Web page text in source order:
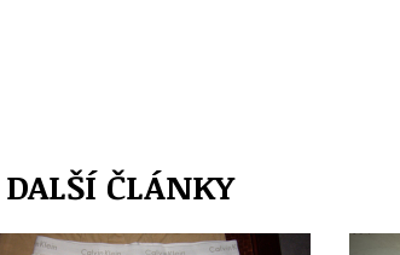
DALŠÍ ČLÁNKY